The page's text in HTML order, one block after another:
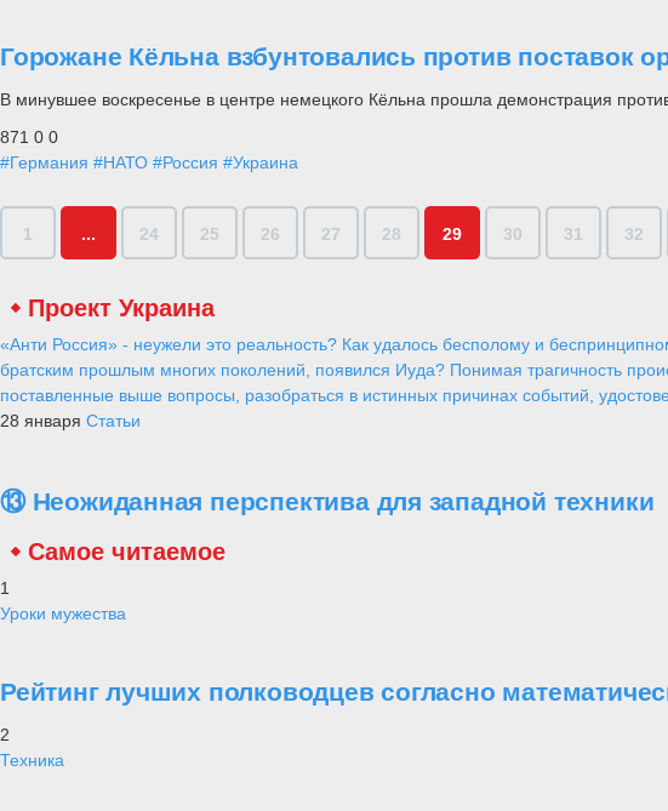
Горожане Кёльна взбунтовались против поставок
В минувшее воскресенье в центре немецкого Кёльна прошла демонстрация
871 0 0
#Германия #НАТО #Россия #Украина
1 ... 24 25 26 27 28 29 30 31 32
Проект Украина
«Анти Россия» - неужели это реальность? Как удалось бесполому и
братским прошлым многих поколений, появился Иуда? Понимая трагичность
поставленные выше вопросы, разобраться в истинных причинах событий,
28 января Статьи
⑬ Неожиданная перспектива для западной техники
Самое читаемое
1
Уроки мужества
Рейтинг лучших полководцев согласно
2
Техника